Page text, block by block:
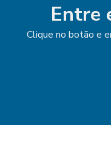
Entre
Clique no botão e